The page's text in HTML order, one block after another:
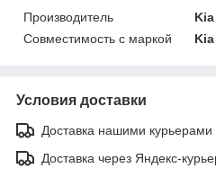
Производитель
Kia
Совместимость с маркой
Kia
Условия доставки
Доставка нашими
Доставка через Яндекс-